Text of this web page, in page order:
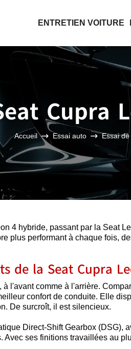
ENTRETIEN VOITURE
Cupra
Accueil Essai auto Essai
4 hybride, passant par la Seat
plus performant à chaque fois,
de la Seat Cupra
l'avant comme à l'arrière.
confort de conduite. Elle
De surcroît, il est silencieux.
Direct-Shift Gearbox (DSG),
Avec ses finitions travaillées au